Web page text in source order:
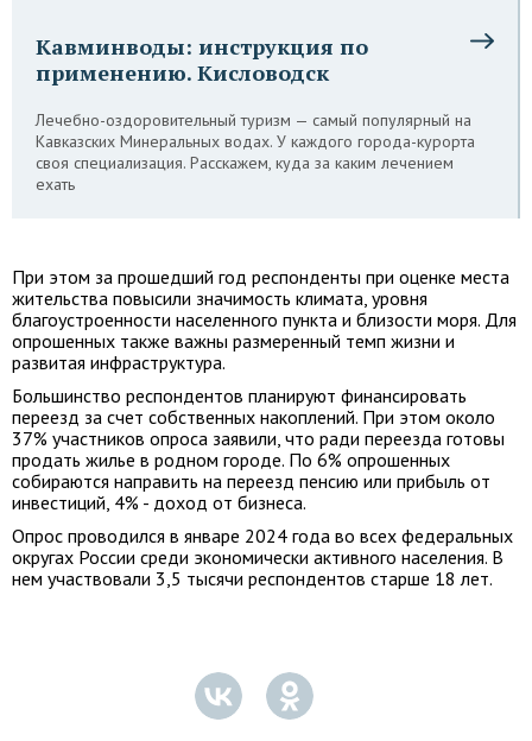
Кавминводы: инструкция по
применению. Кисловодск
Лечебно-оздоровительный туризм — самый популярный на
Кавказских Минеральных водах. У каждого города-курорта
своя специализация. Расскажем, куда за каким лечением
ехать
При этом за прошедший год респонденты при оценке места
жительства повысили значимость климата, уровня
благоустроенности населенного пункта и близости моря. Для
опрошенных также важны размеренный темп жизни и
развитая инфраструктура.
Большинство респондентов планируют финансировать
переезд за счет собственных накоплений. При этом около
37% участников опроса заявили, что ради переезда готовы
продать жилье в родном городе. По 6% опрошенных
собираются направить на переезд пенсию или прибыль от
инвестиций, 4% - доход от бизнеса.
Опрос проводился в январе 2024 года во всех федеральных
округах России среди экономически активного населения. В
нем участвовали 3,5 тысячи респондентов старше 18 лет.